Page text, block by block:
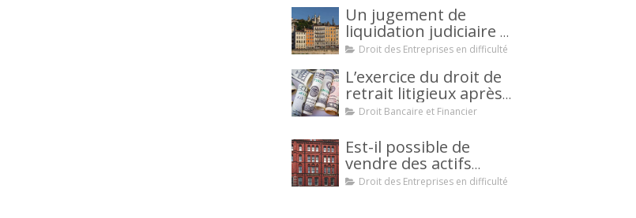
Un jugement de
liquidation judiciaire a
été prononcée à votre
interjeter appel ?
Droit des Entreprises en difficulté
L’exercice du droit de
retrait litigieux après
une cession de
mécanisme
avantageux pour le
débiteur ou la caution.
Droit Bancaire et Financier
Est-il possible de
vendre des actifs
durant la période
Droit des Entreprises en difficulté